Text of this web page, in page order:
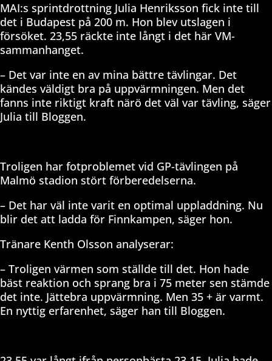
MAI:s sprintdrottning Julia Henriksson fick inte till
det i Budapest på 200 m. Hon blev utslagen i
försöket. 23,55 räckte inte långt i det här VM-
sammanhanget.
– Det var inte en av mina bättre tävlingar. Det
kändes väldigt bra på uppvärmningen. Men det
fanns inte riktigt kraft närö det väl var tävling, säger
Julia till Bloggen.
Troligen har fotproblemet vid GP-tävlingen på
Malmö stadion stört förberedelserna.
– Det har väl inte varit en optimal uppladdning. Nu
blir det att ladda för Finnkampen, säger hon.
Tränare Kenth Olsson analyserar:
– Troligen värmen som ställde till det. Hon hade
bäst reaktion och sprang bra i 75 meter sen stämde
det inte. Jättebra uppvärmning. Men 35 + är varmt.
En nyttig erfarenhet, säger han till Bloggen.